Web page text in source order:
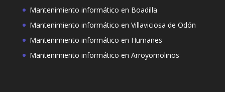
Mantenimiento informático en Boadilla
Mantenimiento informático en Villaviciosa de Odón
Mantenimiento informático en Humanes
Mantenimiento informático en Arroyomolinos